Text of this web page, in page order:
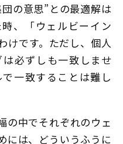
の意思”との最適解は
、「ウェルビーイン
けです。ただし、個人
必ずしも一致しませ
一致することは難し
の中でそれぞれのウェ
には、どういうふうに